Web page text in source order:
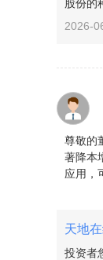
股份的
2026-
尊敬的
著降本
应用，
天地
投资者